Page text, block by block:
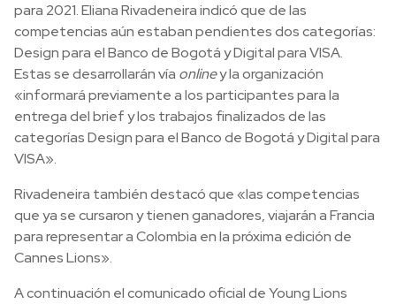
para 2021. Eliana Rivadeneira indicó que de las
competencias aún estaban pendientes dos categorías:
Design para el Banco de Bogotá y Digital para VISA.
Estas se desarrollarán vía onliney la organización
«informará previamente a los participantes para la
entrega del brief y los trabajos finalizados de las
categorías Design para el Banco de Bogotá y Digital para
VISA».
Rivadeneira también destacó que «las competencias
que ya se cursaron y tienen ganadores, viajarán a Francia
para representar a Colombia en la próxima edición de
Cannes Lions».
A continuación el comunicado oficial de Young Lions